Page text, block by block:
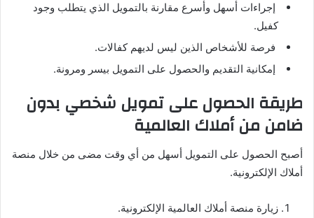
إجراءات أسهل وأسرع مقارنة بالتمويل الذي يتطلب وجود
كفيل.
فرصة للأشخاص الذين ليس لديهم كفالات.
إمكانية التقديم والحصول على التمويل بيسر ومرونة.
طريقة الحصول على تمويل شخصي بدون
ضامن من أملاك العالمية
أصبح الحصول على التمويل أسهل من أي وقت مضى من خلال منصة
أملاك الإلكترونية.
زيارة منصة أملاك العالمية الإلكترونية.